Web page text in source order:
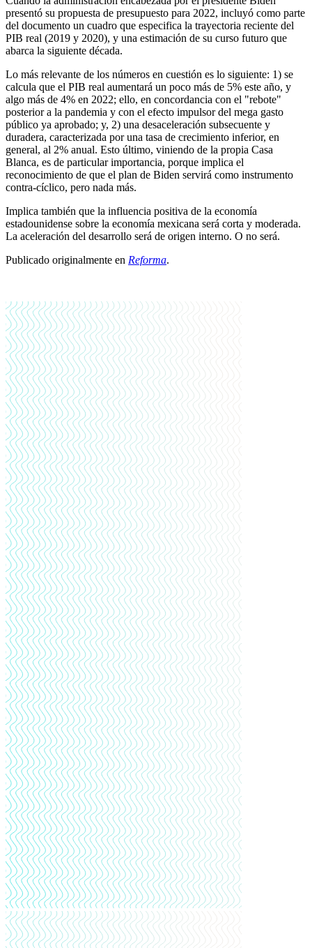
presentó su propuesta de presupuesto para 2022, incluyó como parte
del documento un cuadro que especifica la trayectoria reciente del
PIB real (2019 y 2020), y una estimación de su curso futuro que
abarca la siguiente década.
Lo más relevante de los números en cuestión es lo siguiente: 1) se
calcula que el PIB real aumentará un poco más de 5% este año, y
algo más de 4% en 2022; ello, en concordancia con el "rebote"
posterior a la pandemia y con el efecto impulsor del mega gasto
público ya aprobado; y, 2) una desaceleración subsecuente y
duradera, caracterizada por una tasa de crecimiento inferior, en
general, al 2% anual. Esto último, viniendo de la propia Casa
Blanca, es de particular importancia, porque implica el
reconocimiento de que el plan de Biden servirá como instrumento
contra-cíclico, pero nada más.
Implica también que la influencia positiva de la economía
estadounidense sobre la economía mexicana será corta y moderada.
La aceleración del desarrollo será de origen interno. O no será.
Publicado originalmente en Reforma.